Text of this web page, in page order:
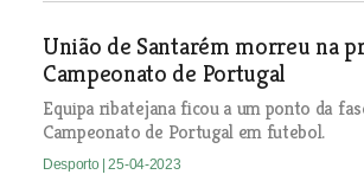
União de Santarém morreu na
Campeonato de Portugal
Equipa ribatejana ficou a um ponto da
Campeonato de Portugal em futebol.
Desporto | 25-04-2023